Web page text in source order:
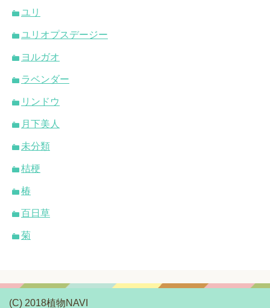
ユリ
ユリオプスデージー
ヨルガオ
ラベンダー
リンドウ
月下美人
未分類
桔梗
椿
百日草
菊
(C) 2018植物NAVI